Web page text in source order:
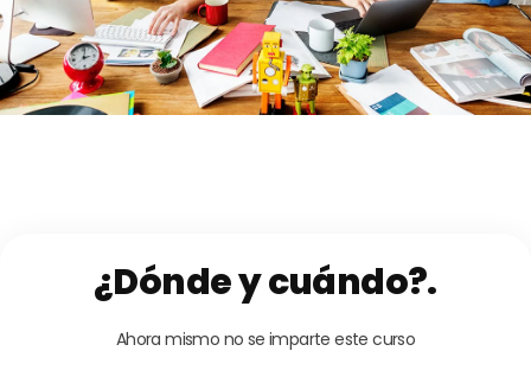
¿Dónde y cuándo?.
Ahora mismo no se imparte este curso